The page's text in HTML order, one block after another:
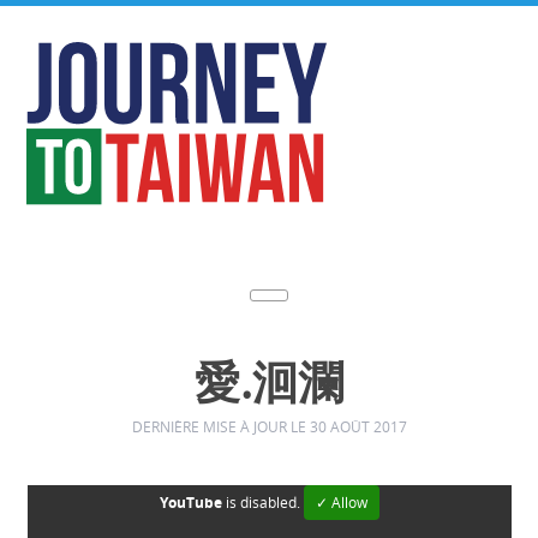
愛.洄瀾
DERNIÈRE MISE À JOUR LE 30 AOÛT 2017
YouTubeis disabled. ✓ Allow